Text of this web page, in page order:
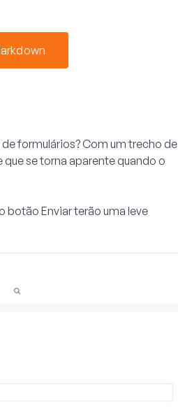
formulários? Com um trecho de
se torna aparente quando o
botãoEnviarterão uma leve